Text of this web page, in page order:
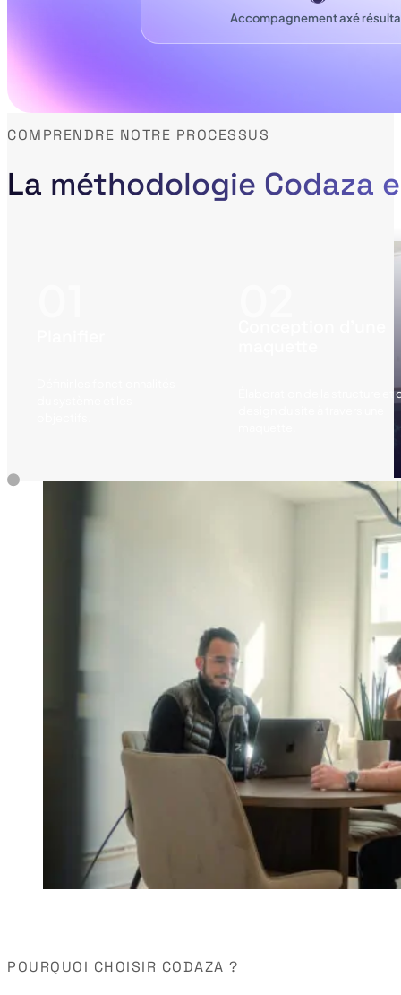
Accompagnement axé
La méthodologie Codaza
COMPRENDRE NOTRE PROCESSUS
Élaboration de la structure et
POURQUOI CHOISIR CODAZA ?